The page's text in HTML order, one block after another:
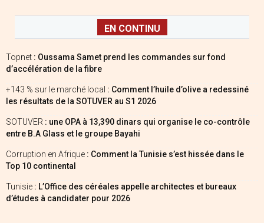
EN CONTINU
Topnet : Oussama Samet prend les commandes sur fond
d’accélération de la fibre
+143 % sur le marché local : Comment l’huile d’olive a redessiné
les résultats de la SOTUVER au S1 2026
SOTUVER : une OPA à 13,390 dinars qui organise le co-contrôle
entre B.A Glass et le groupe Bayahi
Corruption en Afrique : Comment la Tunisie s’est hissée dans le
Top 10 continental
Tunisie : L’Office des céréales appelle architectes et bureaux
d’études à candidater pour 2026